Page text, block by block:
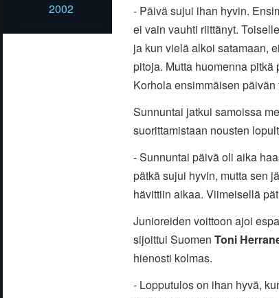
2002
- Päivä sujui ihan hyvin.
ei vain vauhti riittänyt.
ja kun vielä alkoi satamaan,
pitoja. Mutta huomenna
Korhola ensimmäisen päivän
Sunnuntai jatkui samoissa
suorittamistaan nousten
- Sunnuntai päivä oli aika
pätkä sujui hyvin, mutta sen
hävittiin aikaa. Viimeisellä
Junioreiden voittoon ajoi
sijoittui Suomen Toni
hienosti kolmas.
- Lopputulos on ihan hyvä,